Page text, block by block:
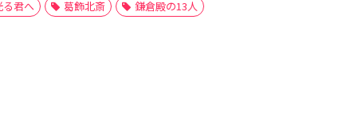
る君へ 葛飾北斎 鎌倉殿の13人